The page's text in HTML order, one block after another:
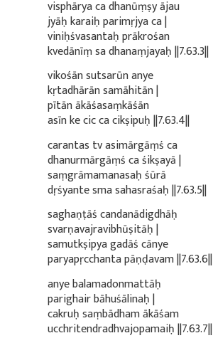
visphārya ca dhanūṃṣy ājau
jyāḥ karaiḥ parimṛjya ca |
viniḥśvasantaḥ prākrośan
kvedānīṃ sa dhanaṃjayaḥ ||7.63.3||
vikośān sutsarūn anye
kṛtadhārān samāhitān |
pītān ākāśasaṃkāśān
asīn ke cic ca cikṣipuḥ ||7.63.4||
carantas tv asimārgāṃś ca
dhanurmārgāṃś ca śikṣayā |
saṃgrāmamanasaḥ śūrā
dṛśyante sma sahasraśaḥ ||7.63.5||
saghaṇṭāś candanādigdhāḥ
svarṇavajravibhūṣitāḥ |
samutkṣipya gadāś cānye
paryapṛcchanta pāṇḍavam ||7.63.6||
anye balamadonmattāḥ
parighair bāhuśālinaḥ |
cakruḥ saṃbādham ākāśam
ucchritendradhvajopamaiḥ ||7.63.7||